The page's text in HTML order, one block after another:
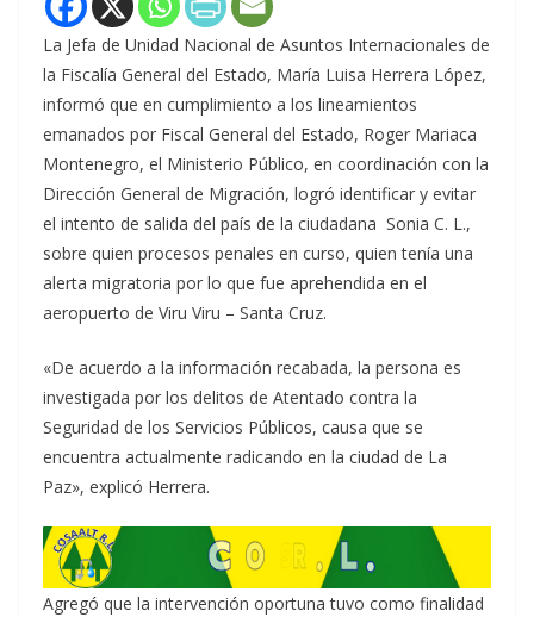
La Jefa de Unidad Nacional de Asuntos Internacionales de
la Fiscalía General del Estado, María Luisa Herrera López,
informó que en cumplimiento a los lineamientos
emanados por Fiscal General del Estado, Roger Mariaca
Montenegro, el Ministerio Público, en coordinación con la
Dirección General de Migración, logró identificar y evitar
el intento de salida del país de la ciudadana Sonia C. L.,
sobre quien procesos penales en curso, quien tenía una
alerta migratoria por lo que fue aprehendida en el
aeropuerto de Viru Viru – Santa Cruz.
«De acuerdo a la información recabada, la persona es
investigada por los delitos de Atentado contra la
Seguridad de los Servicios Públicos, causa que se
encuentra actualmente radicando en la ciudad de La
Paz», explicó Herrera.
Agregó que la intervención oportuna tuvo como finalidad